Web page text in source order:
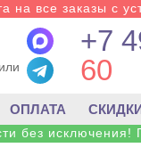
на все заказы с
+7
60
ОПЛАТА
без исключения!